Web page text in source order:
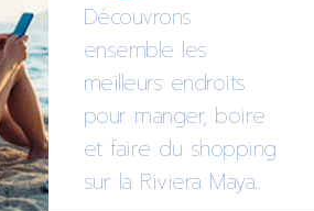
Découvrons
ensemble les
meilleurs endroits
pour manger, boire
et faire du shopping
sur la Riviera Maya..